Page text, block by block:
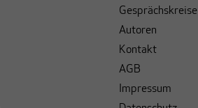
Gesprächskreise
Autoren
Kontakt
AGB
Impressum